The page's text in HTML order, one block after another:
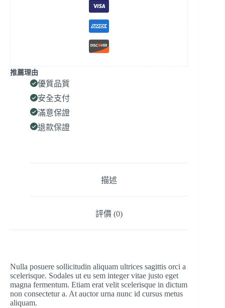
推薦理由
優質品質
安全支付
滿意保證
退款保證
描述
評價 (0)
Nulla posuere sollicitudin aliquam ultrices sagittis orci a
scelerisque. Sodales ut eu sem integer vitae justo eget
magna fermentum. Etiam erat velit scelerisque in dictum
non consectetur a. At auctor urna nunc id cursus metus
aliquam.